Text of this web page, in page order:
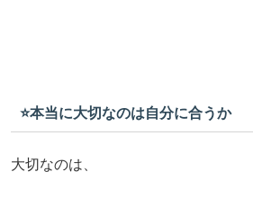
⭐️本当に大切なのは自分に合うか
大切なのは、